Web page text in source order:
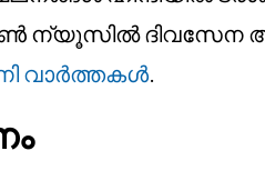
ദിവസേന
വാർത്തകൾ.